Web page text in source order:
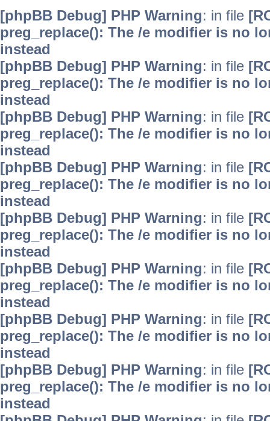
[phpBB Debug] PHP Warning: in file
preg_replace(): The /e modifier is no
instead
[phpBB Debug] PHP Warning: in file
preg_replace(): The /e modifier is no
instead
[phpBB Debug] PHP Warning: in file
preg_replace(): The /e modifier is no
instead
[phpBB Debug] PHP Warning: in file
preg_replace(): The /e modifier is no
instead
[phpBB Debug] PHP Warning: in file
preg_replace(): The /e modifier is no
instead
[phpBB Debug] PHP Warning: in file
preg_replace(): The /e modifier is no
instead
[phpBB Debug] PHP Warning: in file
preg_replace(): The /e modifier is no
instead
[phpBB Debug] PHP Warning: in file
preg_replace(): The /e modifier is no
instead